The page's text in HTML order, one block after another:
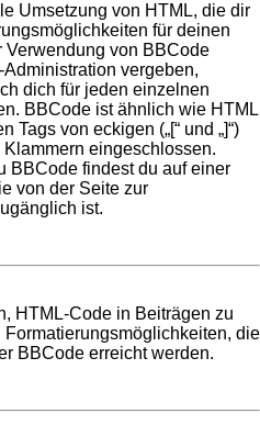
Umsetzung von HTML, die dir
für deinen
Verwendung von BBCode
vergeben,
dich für jeden einzelnen
BBCode ist ähnlich wie HTML
Tags von eckigen („[“ und „]“)
Klammern eingeschlossen.
BBCode findest du auf einer
von der Seite zur
ist.
HTML-Code in Beiträgen zu
die
BBCode erreicht werden.